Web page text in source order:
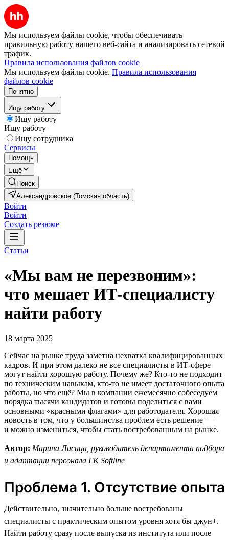
Мы используем файлы cookie, чтобы обеспечивать
правильную работу нашего веб-сайта и анализировать сетевой
трафик.
Правила использования файлов cookie
Мы используем файлы cookie. Правила использования
файлов cookie
Понятно
Ищу работу
Ищу работу
Ищу работу
Ищу сотрудника
Сервисы
Помощь
Ещё
Поиск
Александровское (Томская область)
Войти
Войти
Создать резюме
Статьи
«Мы вам не перезвоним»:
что мешает ИТ-специалисту
найти работу
18 марта 2025
Сейчас на рынке труда заметна нехватка квалифицированных
кадров. И при этом далеко не все специалисты в ИТ-сфере
могут найти хорошую работу. Почему же? Кто-то не подходит
по техническим навыкам, кто-то не имеет достаточного опыта
работы, но что ещё? Мы в компании ежемесячно собеседуем
порядка тысячи кандидатов и готовы поделиться с вами
основными «красными флагами» для работодателя. Хорошая
новость в том, что у большинства проблем есть решение —
и можно измениться, чтобы стать востребованным на рынке.
Автор: Марина Лисица, руководитель департамента подбора
и адаптации персонала ГК Softline
Проблема 1. Отсутствие опыта
Действительно, значительно больше востребованы
специалисты с практическим опытом уровня хотя бы джун+.
Найти работу сразу после выпуска из института или после